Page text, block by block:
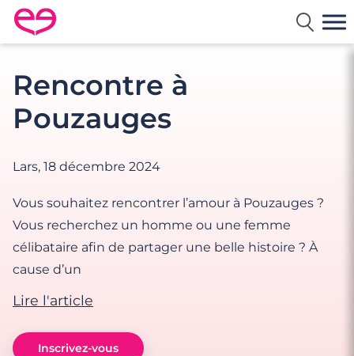
Rencontre en France avec Meetic
Rencontre à
Pouzauges
Lars, 18 décembre 2024
Vous souhaitez rencontrer l’amour à Pouzauges ?
Vous recherchez un homme ou une femme
célibataire afin de partager une belle histoire ? À
cause d’un
Lire l'article
Inscrivez-vous